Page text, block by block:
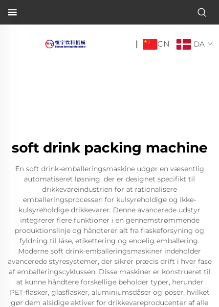
| CN DA
soft drink packing machine
En soft drink-emballeringsmaskine udgør en væsentlig
automatiseret løsning, der er designet specifikt til
drikkevareindustrien for at rationalisere
emballeringsprocessen for kulsyreholdige og ikke-
kulsyreholdige drikkevarer. Denne avancerede udstyr
integrerer flere funktioner i en gennemstrømmende
produktionslinje og håndterer alt fra flaskeforsyning og
fyldning til låse, etikettering og endelig emballering.
Moderne soft drink-emballeringsmaskiner indeholder
avancerede styresystemer, der sikrer præcis drift i hver fase
af emballeringscyklussen. Disse maskiner er konstrueret til
at kunne håndtere forskellige beholder typer, herunder
PET-flasker, glasflasker, aluminiumsdåser og poser, hvilket
gør dem alsidige aktiver for drikkevareproducenter af alle